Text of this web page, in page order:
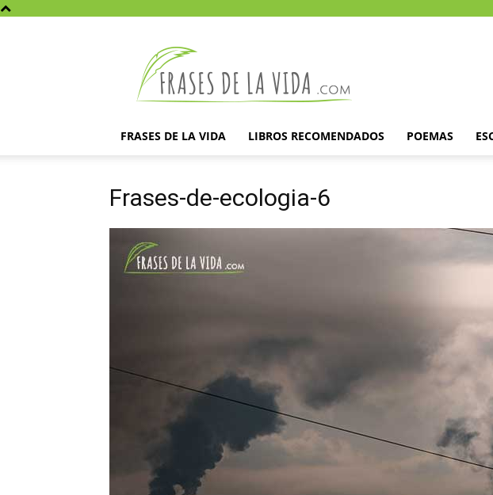
la
vida
FRASES DE LA VIDA LIBROS RECOMENDADOS POEMAS
Frases-de-ecologia-6